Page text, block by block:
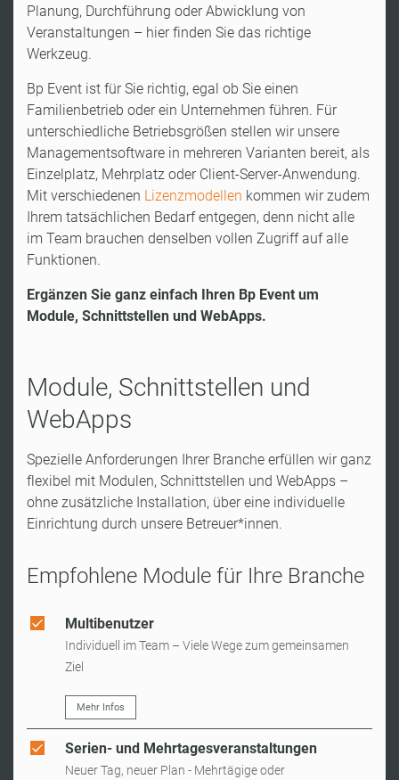
Planung, Durchführung oder Abwicklung von
Veranstaltungen – hier finden Sie das richtige
Werkzeug.
Bp Event ist für Sie richtig, egal ob Sie einen
Familienbetrieb oder ein Unternehmen führen. Für
unterschiedliche Betriebsgrößen stellen wir unsere
Managementsoftware in mehreren Varianten bereit, als
Einzelplatz, Mehrplatz oder Client-Server-Anwendung.
Mit verschiedenen Lizenzmodellen kommen wir zudem
Ihrem tatsächlichen Bedarf entgegen, denn nicht alle
im Team brauchen denselben vollen Zugriff auf alle
Funktionen.
Ergänzen Sie ganz einfach Ihren Bp Event um
Module, Schnittstellen und WebApps.
Module, Schnittstellen und
WebApps
Spezielle Anforderungen Ihrer Branche erfüllen wir ganz
flexibel mit Modulen, Schnittstellen und WebApps –
ohne zusätzliche Installation, über eine individuelle
Einrichtung durch unsere Betreuer*innen.
Empfohlene Module für Ihre Branche
Multibenutzer
Individuell im Team – Viele Wege zum gemeinsamen
Ziel
Mehr Infos
Serien- und Mehrtagesveranstaltungen
Neuer Tag, neuer Plan - Mehrtägige oder